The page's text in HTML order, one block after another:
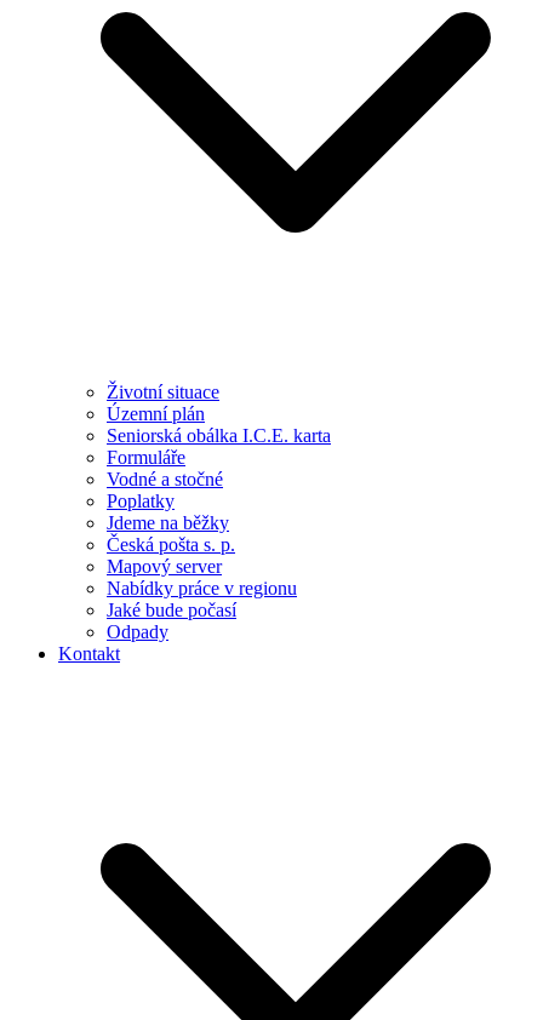
Životní situace
Územní plán
Seniorská obálka I.C.E. karta
Formuláře
Vodné a stočné
Poplatky
Jdeme na běžky
Česká pošta s. p.
Mapový server
Nabídky práce v regionu
Jaké bude počasí
Odpady
Kontakt